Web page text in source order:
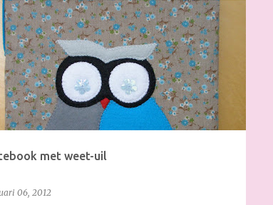
met weet-uil
06, 2012
VOOR BOEKJE